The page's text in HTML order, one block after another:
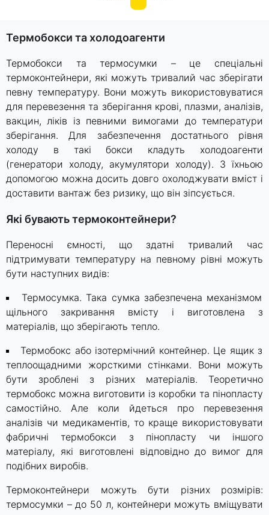
Термобокси та холодоагенти
Термобокси та термосумки – це спеціальні
термоконтейнери, які можуть тривалий час зберігати
певну температуру. Вони можуть використовуватися
для перевезення та зберігання крові, плазми, аналізів,
вакцин, ліків із певними вимогами до температури
зберігання. Для забезпечення достатнього рівня
холоду в такі бокси кладуть холодоагенти
(генератори холоду, акумулятори холоду). З їхньою
допомогою можна досить довго охолоджувати вміст і
доставити вантаж без ризику, що він зіпсується.
Які бувають термоконтейнери?
Переносні ємності, що здатні тривалий час
підтримувати температуру на певному рівні можуть
бути наступних видів:
Термосумка. Така сумка забезпечена механізмом
щільного закривання вмісту і виготовлена з
матеріалів, що зберігають тепло.
Термобокс або ізотермічний контейнер. Це ящик з
теплоощадними жорсткими стінками. Вони можуть
бути зроблені з різних матеріалів. Теоретично
термобокс можна виготовити із коробки та пінопласту
самостійно. Але коли йдеться про перевезення
аналізів чи медикаментів, то краще використовувати
фабричні термобокси з пінопласту чи іншого
матеріалу, які виготовлені відповідно до вимог для
подібних виробів.
Термоконтейнери можуть бути різних розмірів:
термосумки – до 50 л, контейнери можуть вміщувати